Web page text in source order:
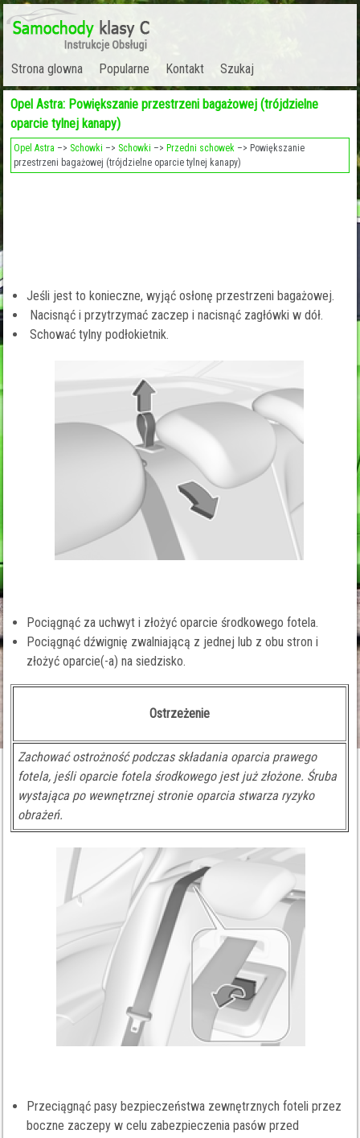
Strona glowna Popularne Kontakt Szukaj
Opel Astra: Powiększanie przestrzeni bagażowej (trójdzielne
oparcie tylnej kanapy)
Opel Astra –> Schowki –> Schowki –> Przedni schowek –> Powiększanie
przestrzeni bagażowej (trójdzielne oparcie tylnej kanapy)
Jeśli jest to konieczne, wyjąć osłonę przestrzeni bagażowej.
Nacisnąć i przytrzymać zaczep i nacisnąć zagłówki w dół.
Schować tylny podłokietnik.
Pociągnąć za uchwyt i złożyć oparcie środkowego fotela.
Pociągnąć dźwignię zwalniającą z jednej lub z obu stron i
złożyć oparcie(-a) na siedzisko.
Ostrzeżenie
Zachować ostrożność podczas składania oparcia prawego
fotela, jeśli oparcie fotela środkowego jest już złożone. Śruba
wystająca po wewnętrznej stronie oparcia stwarza ryzyko
obrażeń.
Przeciągnąć pasy bezpieczeństwa zewnętrznych foteli przez
boczne zaczepy w celu zabezpieczenia pasów przed